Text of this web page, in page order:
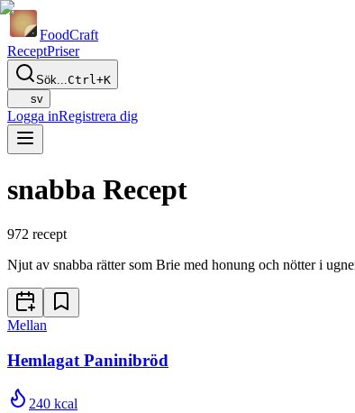
FoodCraft
ReceptPriser
Sök...Ctrl+K
sv
Logga inRegistrera dig
snabba Recept
972 recept
Njut av snabba rätter som Brie med honung och nötter i
Mellan
Hemlagat Paninibröd
240 kcal